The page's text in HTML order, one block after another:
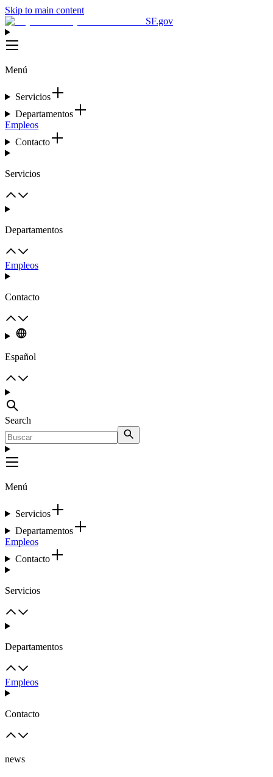
Skip to main content
SF.gov
Menú
Servicios
Departamentos
Empleos
Contacto
Servicios
Departamentos
Empleos
Contacto
Español
Search
Menú
Servicios
Departamentos
Empleos
Contacto
Servicios
Departamentos
Empleos
Contacto
news